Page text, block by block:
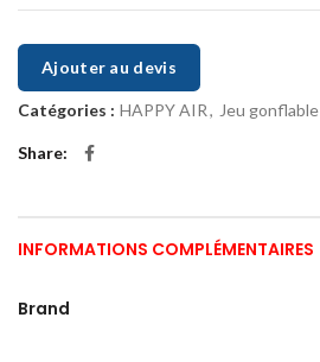
Ajouter au devis
Catégories : HAPPY AIR, Jeu gonflable
Share
INFORMATIONS COMPLÉMENTAIRES
Brand